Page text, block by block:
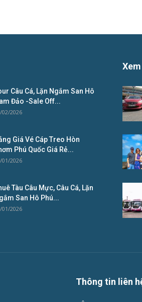
Câu Cá, Lặn Ngắm San Hô
Đảo -Sale Off...
02/2026
Giá Vé Cáp Treo Hòn
Phú Quốc Giá Rẻ...
01/2026
Tàu Câu Mực, Câu Cá, Lặn
San Hô Phú...
01/2026
Thông tin liên